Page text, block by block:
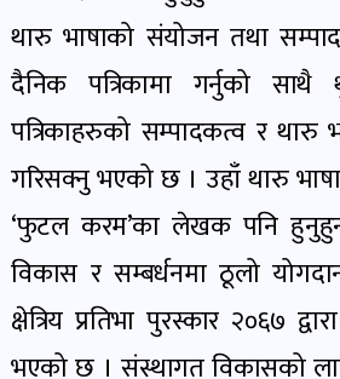
थारु भाषाको संयोजन तथा सम्पादन
दैनिक पत्रिकामा गर्नुको साथै
पत्रिकाहरुको सम्पादकत्व र थारु
गरिसक्नु भएको छ । उहाँ थारु
‘फुटल करम’का लेखक पनि
विकास र सम्बर्धनमा ठूलो
क्षेत्रिय प्रतिभा पुरस्कार २०६७
भएको छ । संस्थागत विकासको